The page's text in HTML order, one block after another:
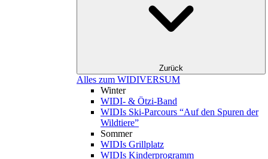
Zurück
Alles zum WIDIVERSUM
Winter
WIDI- & Ötzi-Band
WIDIs Ski-Parcours “Auf den Spuren der
Wildtiere”
Sommer
WIDIs Grillplatz
WIDIs Kinderprogramm